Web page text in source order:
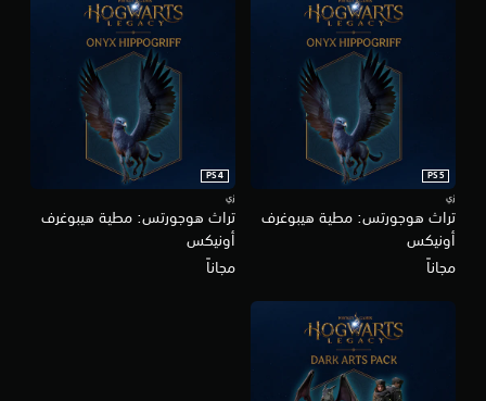
تراث هوجورتس: مطية هيبوغرف
أونيكس
PS5
زي
مجاناً
تراث هوجورتس: مطية هيبوغرف
أونيكس
PS4
زي
مجاناً